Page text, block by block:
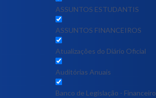
ASSUNTOS ESTUDANTIS
ASSUNTOS FINANCEIROS
Atualizações do Diário Oficial
Auditórias Anuais
Banco de Legislação - Financeiro